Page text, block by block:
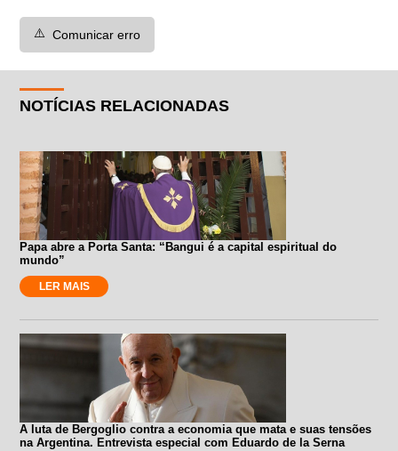
⚠️ Comunicar erro
NOTÍCIAS RELACIONADAS
Papa abre a Porta Santa: “Bangui é a capital espiritual do
mundo”
LER MAIS
A luta de Bergoglio contra a economia que mata e suas tensões
na Argentina. Entrevista especial com Eduardo de la Serna